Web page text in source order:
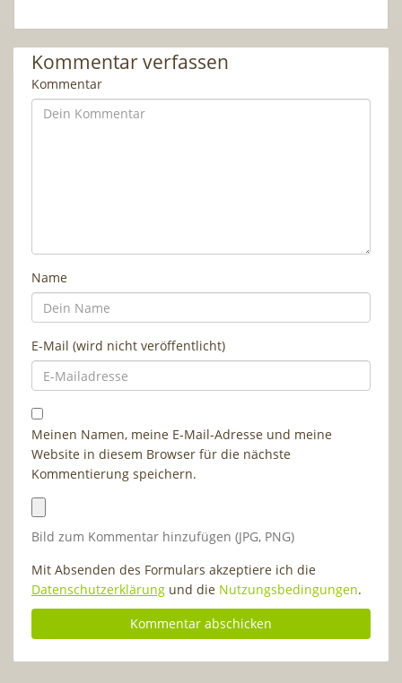
Kommentar verfassen
Kommentar
Name
E-Mail (wird nicht veröffentlicht)
Meinen Namen, meine E-Mail-Adresse und meine
Website in diesem Browser für die nächste
Kommentierung speichern.
Bild zum Kommentar hinzufügen (JPG, PNG)
Mit Absenden des Formulars akzeptiere ich die
Datenschutzerklärung und die Nutzungsbedingungen.